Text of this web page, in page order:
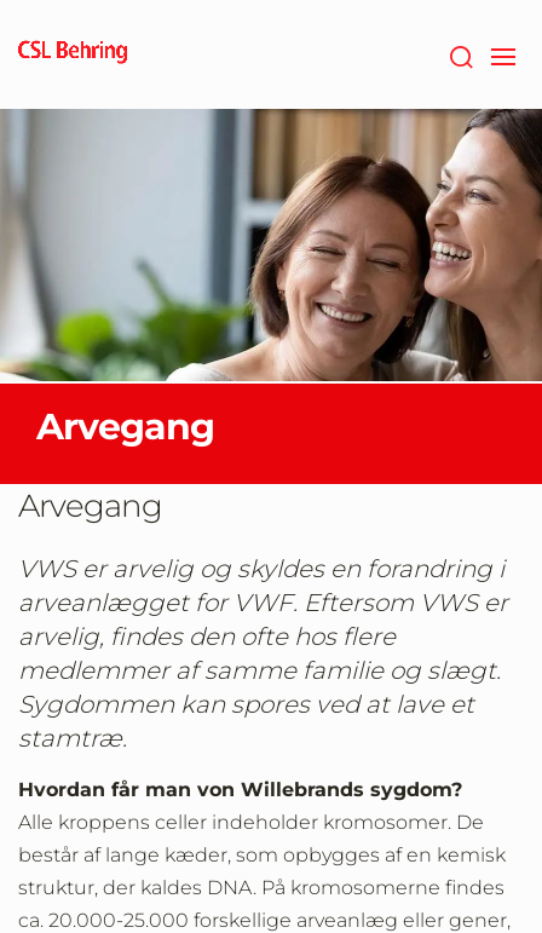
PRDZCHH
Arvegang
Arvegang
VWS er arvelig og skyldes en forandring i
arveanlægget for VWF. Eftersom VWS er
arvelig, findes den ofte hos flere
medlemmer af samme familie og slægt.
Sygdommen kan spores ved at lave et
stamtræ.
Hvordan får man von Willebrands sygdom?
Alle kroppens celler indeholder kromosomer. De
består af lange kæder, som opbygges af en kemisk
struktur, der kaldes DNA. På kromosomerne findes
ca. 20.000-25.000 forskellige arveanlæg eller gener,